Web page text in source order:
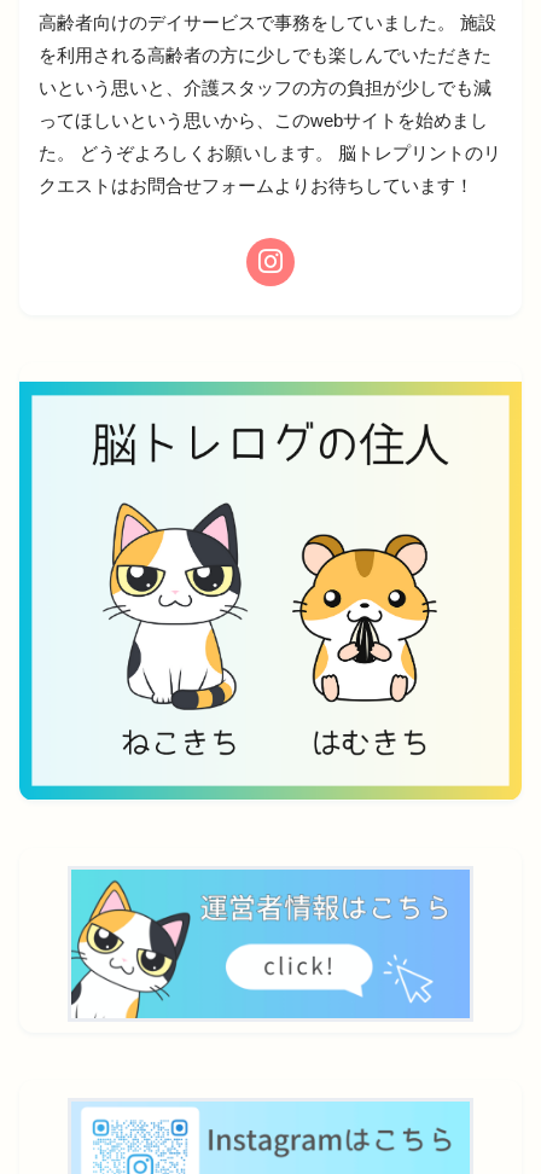
高齢者向けのデイサービスで事務をしていました。 施設
を利用される高齢者の方に少しでも楽しんでいただきた
いという思いと、介護スタッフの方の負担が少しでも減
ってほしいという思いから、このwebサイトを始めまし
た。 どうぞよろしくお願いします。 脳トレプリントのリ
クエストはお問合せフォームよりお待ちしています！